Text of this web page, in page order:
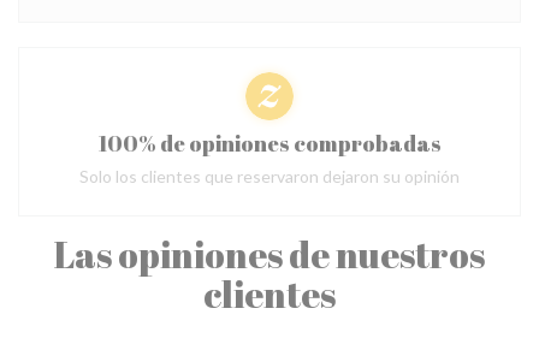
Las opiniones de nuestros
clientes
100% de opiniones comprobadas
Solo los clientes que reservaron dejaron su opinión